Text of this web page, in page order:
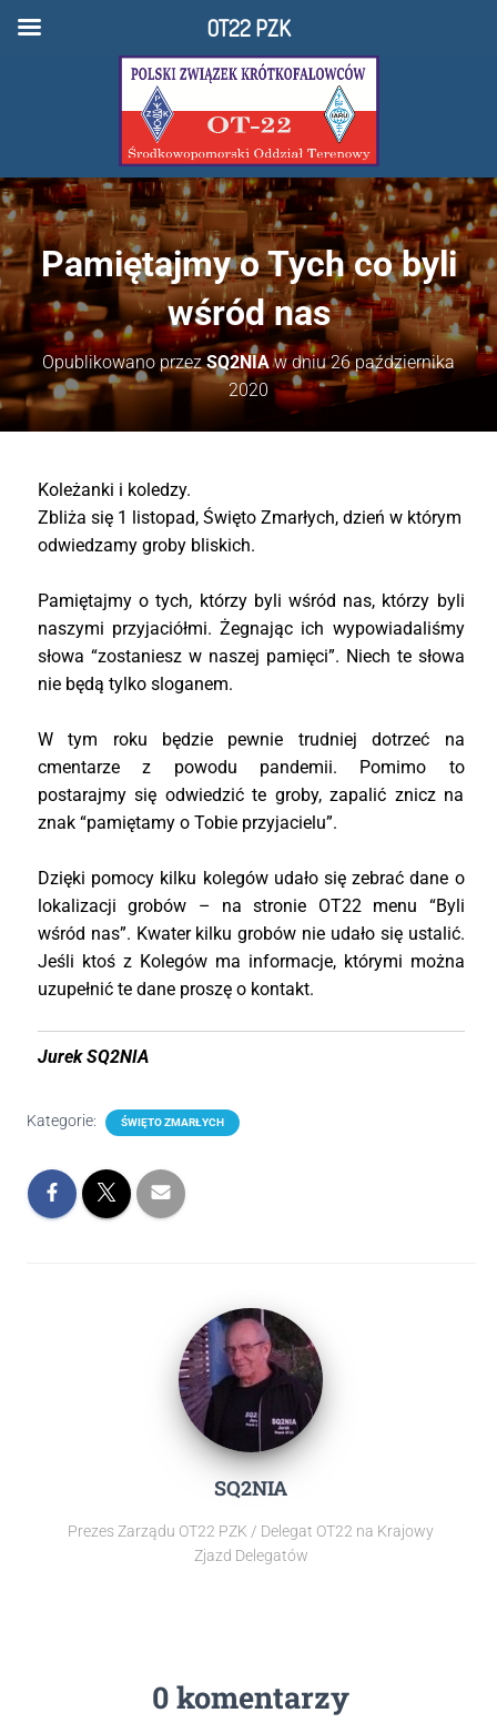
Pamiętajmy o Tych co byli
wśród nas
Opublikowano przezSQ2NIAw dniu26 października
2020
Koleżanki i koledzy.
Zbliża się 1 listopad, Święto Zmarłych, dzień w którym
odwiedzamy groby bliskich.
Pamiętajmy o tych, którzy byli wśród nas, którzy byli
naszymi przyjaciółmi.Żegnając ich wypowiadaliśmy
słowa “zostaniesz w naszej pamięci”. Niech te słowa
nie będą tylko sloganem.
W tym roku będzie pewnie trudniej dotrzeć na
cmentarze z powodu pandemii. Pomimo to
postarajmy się odwiedzić te groby, zapalić znicz na
znak “pamiętamy o Tobie przyjacielu”.
Dzięki pomocy kilku kolegów udało się zebrać dane o
lokalizacji grobów – na stronie OT22 menu “Byli
wśród nas”. Kwater kilku grobów nie udało się ustalić.
Jeśli ktoś z Kolegów ma informacje, którymi można
uzupełnić te dane proszę o kontakt.
Jurek SQ2NIA
Kategorie: ŚWIĘTO ZMARŁYCH
SQ2NIA
Prezes Zarządu OT22 PZK / Delegat OT22 na Krajowy
Zjazd Delegatów
0 komentarzy
OT22 PZK